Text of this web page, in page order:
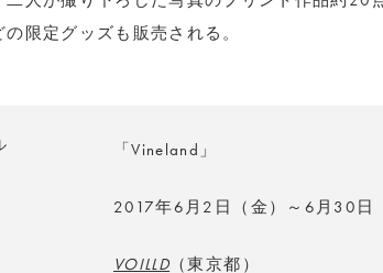
限定グッズも販売される。
「Vineland」
2017年6月2日（金）～6月30日
VOILLD（東京都）